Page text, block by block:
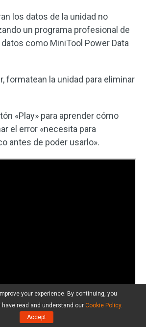
los datos de la unidad no
un programa profesional de
como MiniTool Power Data
formatean la unidad para eliminar
«Play» para aprender cómo
el error «necesita para
antes de poder usarlo».
your experience. By continuing, you
read and understand our Cookie Policy.
Accept